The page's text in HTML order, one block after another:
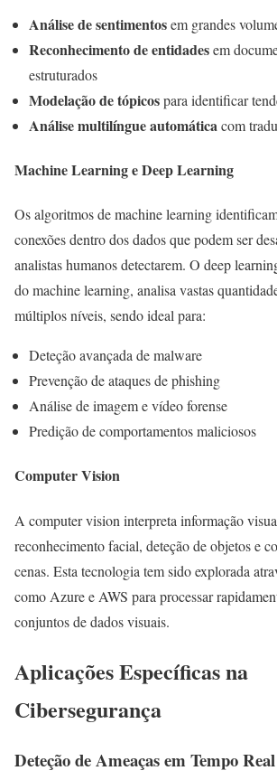
Análise de sentimentosem grandes
Reconhecimento de entidadesem
estruturados
Modelação de tópicospara identificar
Análise multilíngue automática com
Machine Learning e Deep Learning
Os algoritmos de machine learning
conexões dentro dos dados que podem ser
analistas humanos detectarem. O deep
do machine learning, analisa vastas
múltiplos níveis, sendo ideal para:
Deteção avançada de malware
Prevenção de ataques de phishing
Análise de imagem e vídeo forense
Predição de comportamentos maliciosos
Computer Vision
A computer vision interpreta informação
reconhecimento facial, deteção de objetos e
cenas. Esta tecnologia tem sido explorada
como Azure e AWS para processar
conjuntos de dados visuais.
Aplicações Específicas na
Cibersegurança
Deteção de Ameaças em Tempo Real